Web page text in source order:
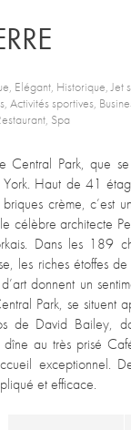
Elégant, Historique, Jet
Activités sportives,
Spa
Central Park, que
Haut de 41
crème, c’est
célèbre architecte
Dans les 189
les riches étoffes
donnent un
Park, se situent
de David Bailey,
dîne au très prisé
exceptionnel.
et efficace.